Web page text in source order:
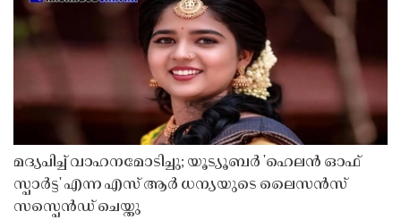
മദ്യപിച്ച് വാഹനമോടിച്ചു; യൂട്യൂബർ 'ഹെലൻ ഓഫ്
സ്പാർട്ട' എന്ന എസ് ആർ ധന്യയുടെ ലൈസൻസ്
സസ്പെൻഡ് ചെയ്തു ​​​​​​​